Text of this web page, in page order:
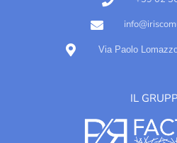
Via Paolo
IL